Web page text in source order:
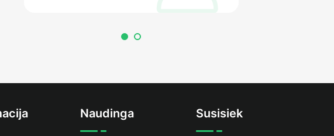
Naudinga Susisiek